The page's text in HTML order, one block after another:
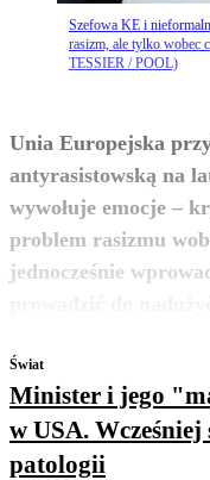
Szefowa KE i
rasizm, ale tylko wobec
TESSIER / POOL)
Unia Europejska
antyrasistowską na
wywołuje emocje –
problem rasizmu
jednocześnie
Świat
Minister i jego
w USA.
patologii